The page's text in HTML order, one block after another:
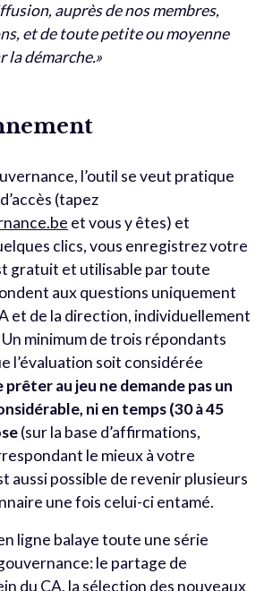
auprès de nos membres,
et de toute petite ou moyenne
la démarche.»
l’outil se veut pratique
(tapez
et vous y êtes) et
clics, vous enregistrez votre
gratuit et utilisable par toute
aux questions uniquement
et de la direction, individuellement
minimum de trois répondants
l’évaluation soit considérée
prêter au jeu ne demande pas un
ni en temps (30 à 45
(sur la base d’affirmations,
le mieux à votre
aussi possible de revenir plusieurs
une fois celui-ci entamé.
ligne balaye toute une série
le partage de
du CA, la sélection des nouveaux